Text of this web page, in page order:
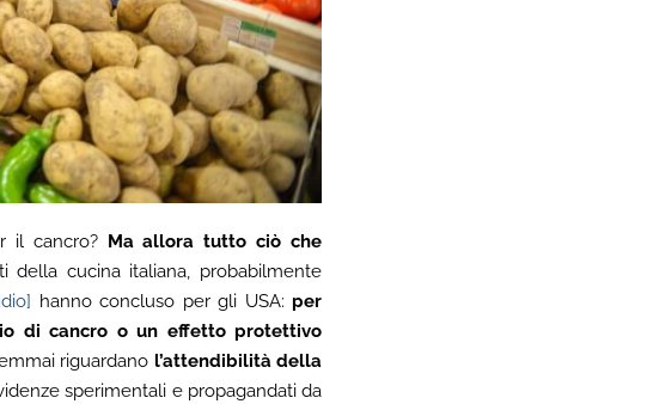
il cancro? Ma allora tutto ciò che
della cucina italiana, probabilmente
hanno concluso per gli USA: per
di cancro o un effetto protettivo
riguardano l’attendibilità della
sperimentali e propagandati da